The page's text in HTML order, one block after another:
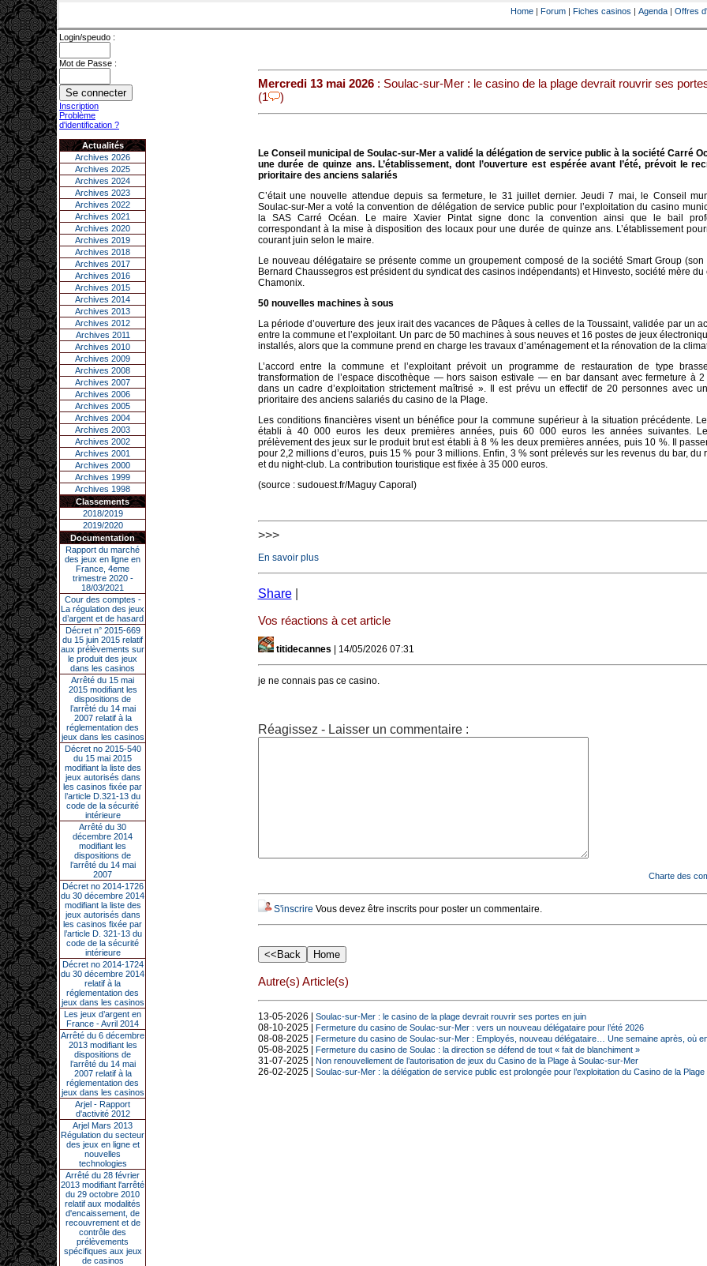
Home | Forum | Fiches casinos | Agenda | Offres
Login/speudo :
Mot de Passe :
Inscription
Problème
d'identification ?
Actualités
Archives 2026
Archives 2025
Archives 2024
Archives 2023
Archives 2022
Archives 2021
Archives 2020
Archives 2019
Archives 2018
Archives 2017
Archives 2016
Archives 2015
Archives 2014
Archives 2013
Archives 2012
Archives 2011
Archives 2010
Archives 2009
Archives 2008
Archives 2007
Archives 2006
Archives 2005
Archives 2004
Archives 2003
Archives 2002
Archives 2001
Archives 2000
Archives 1999
Archives 1998
Classements
2018/2019
2019/2020
Documentation
Rapport du marché
des jeux en ligne en
France, 4eme
trimestre 2020 -
18/03/2021
Cour des comptes -
La régulation des jeux
d’argent et de hasard
Décret n° 2015-669
du 15 juin 2015 relatif
aux prélèvements sur
le produit des jeux
dans les casinos
Arrêté du 15 mai
2015 modifiant les
dispositions de
l’arrêté du 14 mai
2007 relatif à la
réglementation des
jeux dans les casinos
Décret no 2015-540
du 15 mai 2015
modifiant la liste des
jeux autorisés dans
les casinos fixée par
l’article D.321-13 du
code de la sécurité
intérieure
Arrêté du 30
décembre 2014
modifiant les
dispositions de
l’arrêté du 14 mai
2007
Décret no 2014-1726
du 30 décembre 2014
modifiant la liste des
jeux autorisés dans
les casinos fixée par
l’article D. 321-13 du
code de la sécurité
intérieure
Décret no 2014-1724
du 30 décembre 2014
relatif à la
réglementation des
jeux dans les casinos
Les jeux d’argent en
France - Avril 2014
Arrêté du 6 décembre
2013 modifiant les
dispositions de
l’arrêté du 14 mai
2007 relatif à la
réglementation des
jeux dans les casinos
Arjel - Rapport
d'activité 2012
Arjel Mars 2013
Régulation du secteur
des jeux en ligne et
nouvelles
technologies
Arrêté du 28 février
2013 modifiant l'arrêté
du 29 octobre 2010
relatif aux modalités
d'encaissement, de
recouvrement et de
contrôle des
prélèvements
spécifiques aux jeux
de casinos
Mercredi 13 mai 2026: Soulac-sur-Mer : le casino de la plage devrait rouvrir ses
(1
)
Le Conseil municipal de Soulac-sur-Mer a validé la délégation de service public à la société Carré
une durée de quinze ans. L’établissement, dont l’ouverture est espérée avant l’été, prévoit le
prioritaire des anciens salariés
C’était une nouvelle attendue depuis sa fermeture, le 31 juillet dernier. Jeudi 7 mai, le Conseil
Soulac-sur-Mer a voté la convention de délégation de service public pour l’exploitation du casino
la SAS Carré Océan. Le maire Xavier Pintat signe donc la convention ainsi que le bail
correspondant à la mise à disposition des locaux pour une durée de quinze ans. L’établissement
courant juin selon le maire.
Le nouveau délégataire se présente comme un groupement composé de la société Smart Group (son
Bernard Chaussegros est président du syndicat des casinos indépendants) et Hinvesto, société mère du
Chamonix.
50 nouvelles machines à sous
La période d’ouverture des jeux irait des vacances de Pâques à celles de la Toussaint, validée par un
entre la commune et l’exploitant. Un parc de 50 machines à sous neuves et 16 postes de jeux
installés, alors que la commune prend en charge les travaux d’aménagement et la rénovation de la
L’accord entre la commune et l’exploitant prévoit un programme de restauration de type
transformation de l’espace discothèque — hors saison estivale — en bar dansant avec fermeture à
dans un cadre d’exploitation strictement maîtrisé ». Il est prévu un effectif de 20 personnes avec
prioritaire des anciens salariés du casino de la Plage.
Les conditions financières visent un bénéfice pour la commune supérieur à la situation précédente.
établi à 40 000 euros les deux premières années, puis 60 000 euros les années suivantes.
prélèvement des jeux sur le produit brut est établi à 8 % les deux premières années, puis 10 %. Il
pour 2,2 millions d’euros, puis 15 % pour 3 millions. Enfin, 3 % sont prélevés sur les revenus du bar, du
et du night-club. La contribution touristique est fixée à 35 000 euros.
(source : sudouest.fr/Maguy Caporal)
>>>
En savoir plus
Share
Vos réactions à cet article
titidecannes | 14/05/2026 07:31
je ne connais pas ce casino.
Réagissez - Laisser un commentaire :
Charte des
S'inscrire Vous devez être inscrits pour poster un commentaire.
Autre(s) Article(s)
13-05-2026 | Soulac-sur-Mer : le casino de la plage devrait rouvrir ses portes en juin
08-10-2025 | Fermeture du casino de Soulac-sur-Mer : vers un nouveau délégataire pour l’été 2026
08-08-2025 | Fermeture du casino de Soulac-sur-Mer : Employés, nouveau délégataire… Une semaine après, où
05-08-2025 | Fermeture du casino de Soulac : la direction se défend de tout « fait de blanchiment »
31-07-2025 | Non renouvellement de l’autorisation de jeux du Casino de la Plage à Soulac-sur-Mer
26-02-2025 | Soulac-sur-Mer : la délégation de service public est prolongée pour l’exploitation du Casino de la Plage